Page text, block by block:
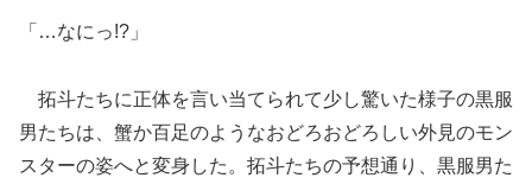
「…なにっ!?」
拓斗たちに正体を言い当てられて少し驚いた様子の黒服
男たちは、蟹か百足のようなおどろおどろしい外見のモン
スターの姿へと変身した。拓斗たちの予想通り、黒服男た